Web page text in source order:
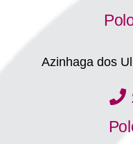
Azinhaga dos